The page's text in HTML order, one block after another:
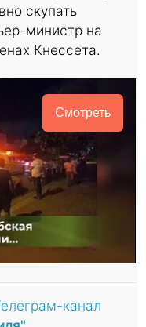
скупать
министр на
Кнессета.
Смотреть
канал